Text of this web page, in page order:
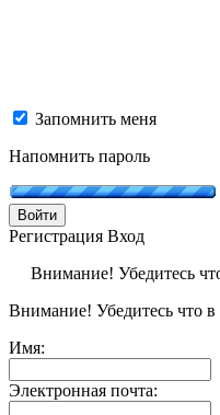
Запомнить меня
Напомнить пароль
Войти
Регистрация Вход
Внимание! Убедитесь
Внимание! Убедитесь что в
Имя:
Электронная почта: